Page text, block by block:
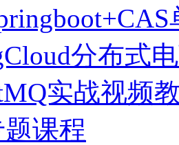
分布式
实战视频
题课程